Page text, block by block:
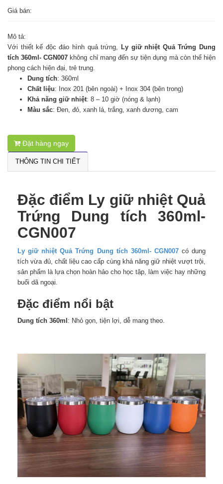
Giá bán:
Mô tả:
Với thiết kế độc đáo hình quả trứng, Ly giữ nhiệt Quả Trứng Dung
tích 360ml- CGN007 không chỉ mang đến sự tiện dụng mà còn thể hiện
phong cách hiện đại, trẻ trung.
Dung tích: 360ml
Chất liệu: Inox 201 (bên ngoài) + Inox 304 (bên trong)
Khả năng giữ nhiệt: 8 – 10 giờ (nóng & lạnh)
Màu sắc: Đen, đỏ, xanh lá, trắng, xanh dương, cam
Đặt hàng ngay
THÔNG TIN CHI TIẾT
Đặc điểm Ly giữ nhiệt Quả
Trứng Dung tích 360ml-
CGN007
Ly giữ nhiệt Quả Trứng Dung tích 360ml- CGN007 có dung
tích vừa đủ, chất liệu cao cấp cùng khả năng giữ nhiệt vượt trội,
sản phẩm là lựa chọn hoàn hảo cho học tập, làm việc hay những
buổi dã ngoại.
Đặc điểm nổi bật
Dung tích 360ml: Nhỏ gọn, tiện lợi, dễ mang theo.